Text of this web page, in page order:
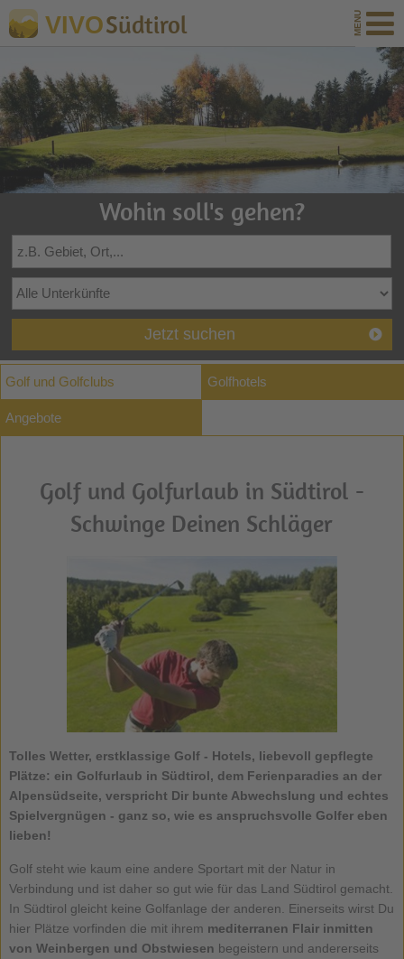
VIVOSüdtirol
Wohin soll's gehen?
Jetzt suchen
Golf und Golfclubs Golfhotels
Angebote
Golf und Golfurlaub in Südtirol -
Schwinge Deinen Schläger
Tolles Wetter, erstklassige Golf - Hotels, liebevoll gepflegte
Plätze: ein Golfurlaub in Südtirol, dem Ferienparadies an der
Alpensüdseite, verspricht Dir bunte Abwechslung und echtes
Spielvergnügen - ganz so, wie es anspruchsvolle Golfer eben
lieben!
Golf steht wie kaum eine andere Sportart mit der Natur in
Verbindung und ist daher so gut wie für das Land Südtirol gemacht.
In Südtirol gleicht keine Golfanlage der anderen. Einerseits wirst Du
hier Plätze vorfinden die mit ihrem mediterranen Flair inmitten
von Weinbergen und Obstwiesen begeistern und andererseits